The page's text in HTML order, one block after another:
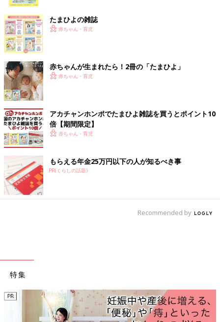
――赤ちゃんの頭の変形は、向き癖が主な原因でしょうか。
細野 向き癖が主な原因ですが、とくに首すわりや寝返りなどの
発達がゆっくりな子は頭が変形しやすい傾向があります。
また、第１子に多いとか、男の子に多いというデータもありま
す。どうしてなのかはっきりとした理由はわかっていませんが、
第１子に多い理由の一説には、上の子に頭の変形があると、下の
子は向き癖をつけないように注意するため。男の子に多い理由
は、変形は頭の重みでおきるのですが、男の子のほうが女の子よ
ヘルメット矯正治療に適した時期は3～6カ月。気に
なるときは早めに医療機関へ
矯正治療用のヘルメットは数種類あり、それぞれに特徴があるそ
うです。また治療に適している時期が限られていたり、装着の目
安時間も決まっています。
――ヘルメット矯正治療の概要を教えてください。ヘルメットに
はオーダーメードです。そのなかで日本で医療機器として承認を
受けているのは以下のものです。
１．アイメット（ジャパン・メディカル・カンパニー）
日本製で、主に小児科医が取り扱う。適応からその後の定期的チ
ェックも医師が行う。取り扱い医療機関が多い。
たまひよの雑誌
赤ちゃん・育児
赤ちゃんが生まれたら！2冊の「たまひよ」
赤ちゃん・育児
アカチャンホンポでたまひよ雑誌を買うとポイント10
倍【期間限定】
赤ちゃん・育児
もらえる年金25万円以下の人が知るべき事
PR(くらしの話題)
Recommended by
特集
約2000人のママ・
ズの口コミ人気ラン